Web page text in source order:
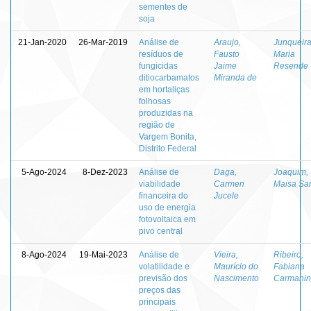
sementes de
soja
21-Jan-2020 26-Mar-2019
Análise de
resíduos de
fungicidas
ditiocarbamatos
em hortaliças
folhosas
produzidas na
região de
Vargem Bonita,
Distrito Federal
Araujo,
Fausto
Jaime
Miranda de
Maria
Resende
5-Ago-2024 8-Dez-2023
Análise de
viabilidade
financeira do
uso de energia
fotovoltaica em
pivo central
Daga,
Carmen
Jucele
Joaquim,
Maisa
8-Ago-2024 19-Mai-2023
Análise de
volatilidade e
previsão dos
preços das
principais
Vieira,
Maurício do
Nascimento
Ribeiro,
Fabiana